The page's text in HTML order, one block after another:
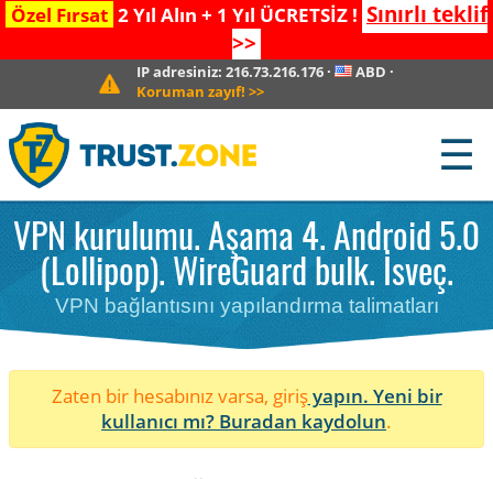
Özel Fırsat 2 Yıl Alın + 1 Yıl ÜCRETSİZ ! Sınırlı teklif
>>
IP adresiniz:216.73.216.176 · ABD ·
Koruman zayıf! >>
☰
VPN kurulumu. Aşama 4. Android 5.0
(Lollipop). WireGuard bulk. İsveç.
VPN bağlantısını yapılandırma talimatları
Zaten bir hesabınız varsa, girişyapın. Yeni bir
kullanıcı mı? Buradan kaydolun.